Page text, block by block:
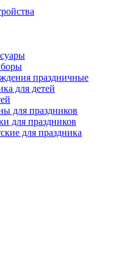
праздничные
для детей
для праздников
для праздников
для праздника